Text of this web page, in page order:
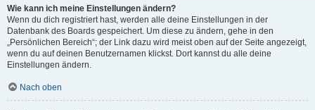
Wie kann ich meine Einstellungen ändern?
Wenn du dich registriert hast, werden alle deine Einstellungen in der
Datenbank des Boards gespeichert. Um diese zu ändern, gehe in den
„Persönlichen Bereich“; der Link dazu wird meist oben auf der Seite angezeigt,
wenn du auf deinen Benutzernamen klickst. Dort kannst du alle deine
Einstellungen ändern.
Nach oben